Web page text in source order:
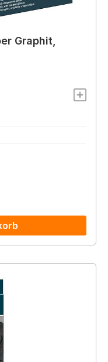
Graphit,